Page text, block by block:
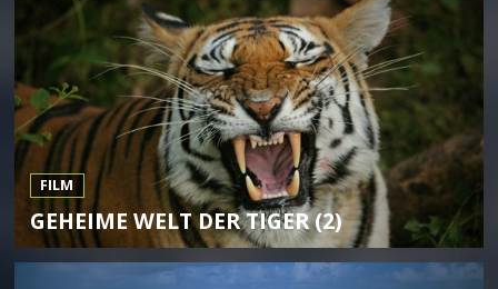
FILM
GEHEIME WELT DER TIGER (2)